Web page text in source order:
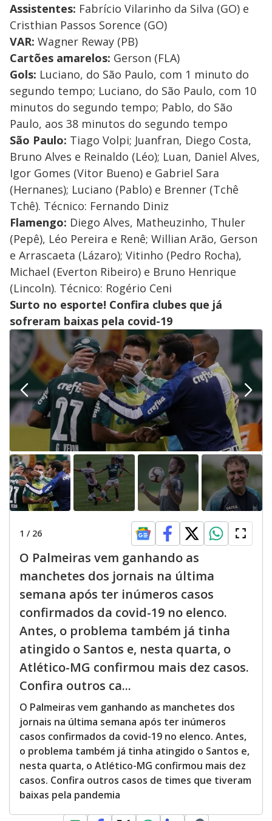
Assistentes: Fabrício Vilarinho da Silva (GO) e
Cristhian Passos Sorence (GO)
VAR: Wagner Reway (PB)
Cartões amarelos: Gerson (FLA)
Gols: Luciano, do São Paulo, com 1 minuto do
segundo tempo; Luciano, do São Paulo, com 10
minutos do segundo tempo; Pablo, do São
Paulo, aos 38 minutos do segundo tempo
São Paulo: Tiago Volpi; Juanfran, Diego Costa,
Bruno Alves e Reinaldo (Léo); Luan, Daniel Alves,
Igor Gomes (Vitor Bueno) e Gabriel Sara
(Hernanes); Luciano (Pablo) e Brenner (Tchê
Tchê). Técnico: Fernando Diniz
Flamengo: Diego Alves, Matheuzinho, Thuler
(Pepê), Léo Pereira e Renê; Willian Arão, Gerson
e Arrascaeta (Lázaro); Vitinho (Pedro Rocha),
Michael (Everton Ribeiro) e Bruno Henrique
(Lincoln). Técnico: Rogério Ceni
Surto no esporte! Confira clubes que já
sofreram baixas pela covid-19
1 / 26
O Palmeiras vem ganhando as
manchetes dos jornais na última
semana após ter inúmeros casos
confirmados da covid-19 no elenco.
Antes, o problema também já tinha
atingido o Santos e, nesta quarta, o
Atlético-MG confirmou mais dez casos.
Confira outros ca...
O Palmeiras vem ganhando as manchetes dos
jornais na última semana após ter inúmeros
casos confirmados da covid-19 no elenco. Antes,
o problema também já tinha atingido o Santos e,
nesta quarta, o Atlético-MG confirmou mais dez
casos. Confira outros casos de times que tiveram
baixas pela pandemia